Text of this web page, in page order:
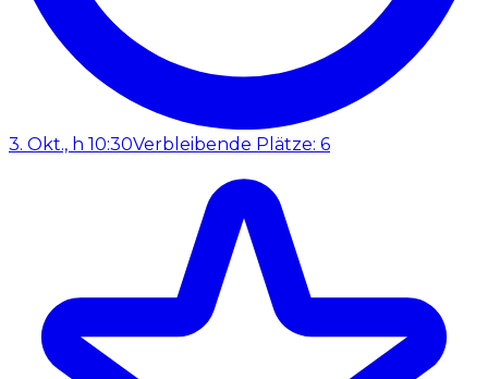
3. Okt., h 10:30Verbleibende Plätze: 6